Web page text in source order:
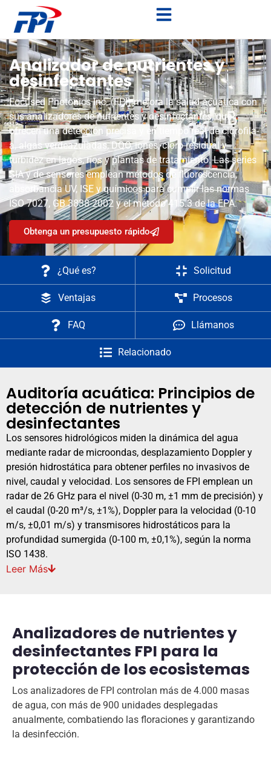
Analizador de nutrientes y
desinfectantes
Focused Photonics Inc. (FPI) mejora la salud acuática con
sus analizadores de nutrientes y desinfectantes, que
ofrecen una detección precisa y en tiempo real de clorofila-
a, algas verdeazuladas, DQO, iones, cloro residual y
turbidez en lagos, ríos y plantas de tratamiento. Las series
SIA y de sensores emplean métodos de fluorescencia,
absorbancia UV, ISE y químicos para cumplir las normas
ISO 7027, GB 3838-2002 y el método 415.3 de la EPA.
Obtenga un presupuesto rápido
¿Qué es? Solicitud
Ventajas Procesos
FAQ Llámanos
Relacionado
Auditoría acuática: Principios de
detección de nutrientes y
desinfectantes
Los sensores hidrológicos miden la dinámica del agua
mediante radar de microondas, desplazamiento Doppler y
presión hidrostática para obtener perfiles no invasivos de
nivel, caudal y velocidad. Los sensores de FPI emplean un
radar de 26 GHz para el nivel (0-30 m, ±1 mm de precisión) y
el caudal (0-20 m³/s, ±1%), Doppler para la velocidad (0-10
m/s, ±0,01 m/s) y transmisores hidrostáticos para la
profundidad sumergida (0-100 m, ±0,1%), según la norma
ISO 1438.
Leer Más
Analizadores de nutrientes y
desinfectantes FPI para la
protección de los ecosistemas
Los analizadores de FPI controlan más de 4.000 masas
de agua, con más de 900 unidades desplegadas
anualmente, combatiendo las floraciones y garantizando
la desinfección.